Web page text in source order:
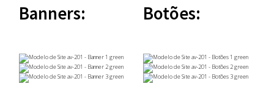
Banners: Botões: